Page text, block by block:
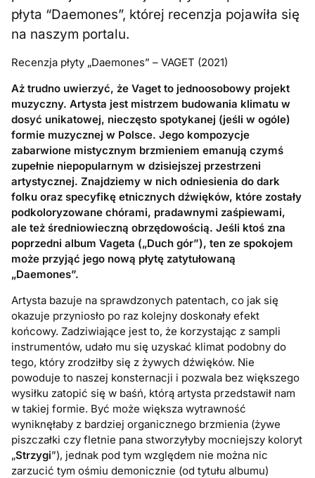
płyta “Daemones”, której recenzja pojawiła się
na naszym portalu.
Recenzja płyty „Daemones” – VAGET (2021)
Aż trudno uwierzyć, że Vaget to jednoosobowy projekt
muzyczny. Artysta jest mistrzem budowania klimatu w
dosyć unikatowej, nieczęsto spotykanej (jeśli w ogóle)
formie muzycznej w Polsce. Jego kompozycje
zabarwione mistycznym brzmieniem emanują czymś
zupełnie niepopularnym w dzisiejszej przestrzeni
artystycznej. Znajdziemy w nich odniesienia do dark
folku oraz specyfikę etnicznych dźwięków, które zostały
podkoloryzowane chórami, pradawnymi zaśpiewami,
ale też średniowieczną obrzędowością. Jeśli ktoś zna
poprzedni album Vageta („Duch gór”), ten ze spokojem
może przyjąć jego nową płytę zatytułowaną
„Daemones”.
Artysta bazuje na sprawdzonych patentach, co jak się
okazuje przyniosło po raz kolejny doskonały efekt
końcowy. Zadziwiające jest to, że korzystając z sampli
instrumentów, udało mu się uzyskać klimat podobny do
tego, który zrodziłby się z żywych dźwięków. Nie
powoduje to naszej konsternacji i pozwala bez większego
wysiłku zatopić się w baśń, którą artysta przedstawił nam
w takiej formie. Być może większa wytrawność
wyniknęłaby z bardziej organicznego brzmienia (żywe
piszczałki czy fletnie pana stworzyłyby mocniejszy koloryt
„Strzygi”), jednak pod tym względem nie można nic
zarzucić tym ośmiu demonicznie (od tytułu albumu)